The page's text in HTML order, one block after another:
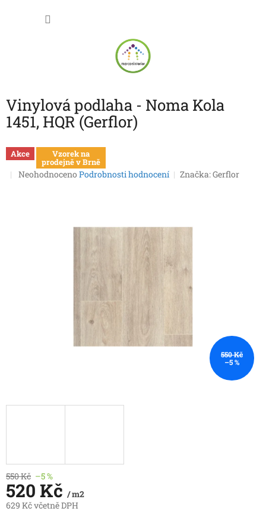
Vinylová podlaha - Noma Kola
1451, HQR (Gerflor)
Akce Vzorek na
prodejně v Brně
Průměrné
Neohodnoceno Podrobnosti hodnocení Značka:Gerflor
550 Kč
–5 %
550 Kč –5 %
520 Kč / m2
629 Kč včetně DPH